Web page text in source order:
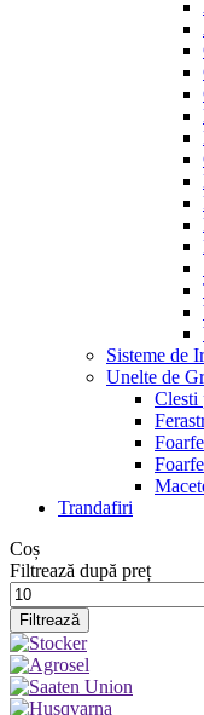
Sisteme de
Unelte de
Clesti
Trandafiri
Coș
Filtrează după preț
Preț
minim
Filtrează